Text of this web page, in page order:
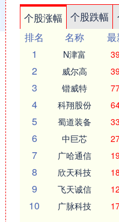
个股涨幅 个股跌幅
排名
名称 最
1
N津富
2 威尔高
3 锴威特
4 科翔股份
5 蜀道装备
6 中巨芯
7 广哈通信
8 欣天科技
9 飞天诚信
10 广脉科技